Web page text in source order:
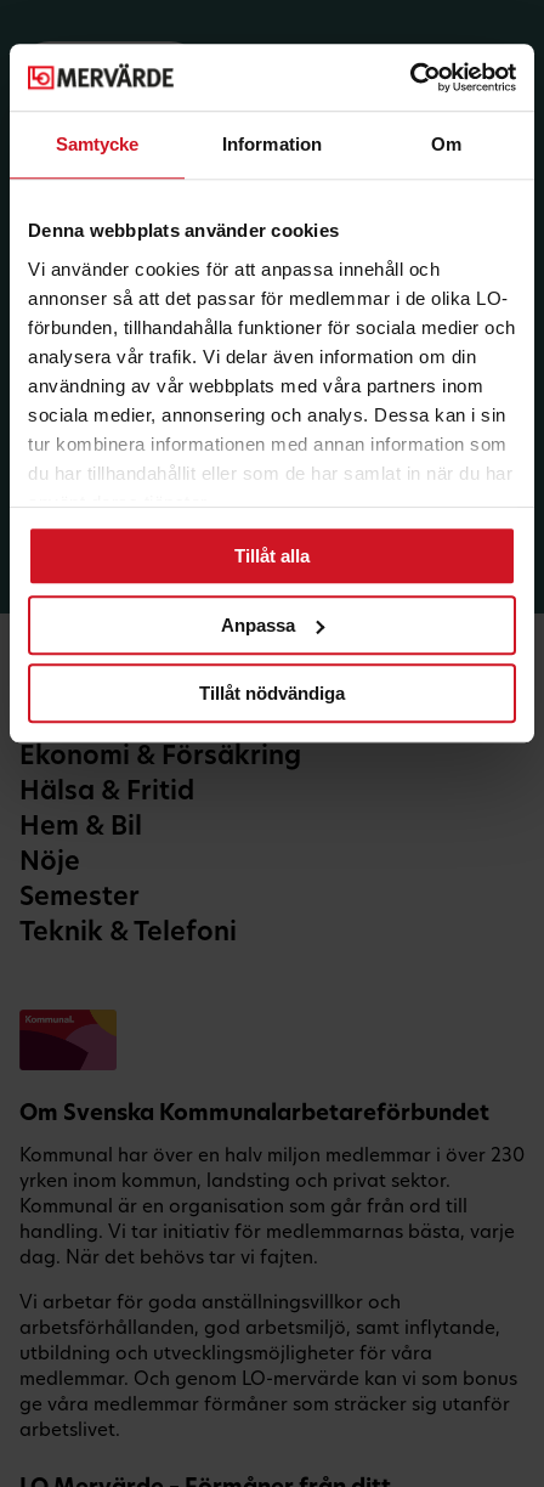
Samtycke Information Om
Denna webbplats använder cookies
Vi använder cookies för att anpassa innehåll och
annonser så att det passar för medlemmar i de olika LO-
förbunden, tillhandahålla funktioner för sociala medier och
analysera vår trafik. Vi delar även information om din
användning av vår webbplats med våra partners inom
sociala medier, annonsering och analys. Dessa kan i sin
tur kombinera informationen med annan information som
du har tillhandahållit eller som de har samlat in när du har
använt deras tjänster.
Tillåt alla
Anpassa
Tillåt nödvändiga
Ekonomi & Försäkring
Hälsa & Fritid
Hem & Bil
Nöje
Semester
Teknik & Telefoni
Om Svenska Kommunalarbetareförbundet
Kommunal har över en halv miljon medlemmar i över 230
yrken inom kommun, landsting och privat sektor.
Kommunal är en organisation som går från ord till
handling. Vi tar initiativ för medlemmarnas bästa, varje
dag. När det behövs tar vi fajten.
Vi arbetar för goda anställningsvillkor och
arbetsförhållanden, god arbetsmiljö, samt inflytande,
utbildning och utvecklingsmöjligheter för våra
medlemmar. Och genom LO-mervärde kan vi som bonus
ge våra medlemmar förmåner som sträcker sig utanför
arbetslivet.